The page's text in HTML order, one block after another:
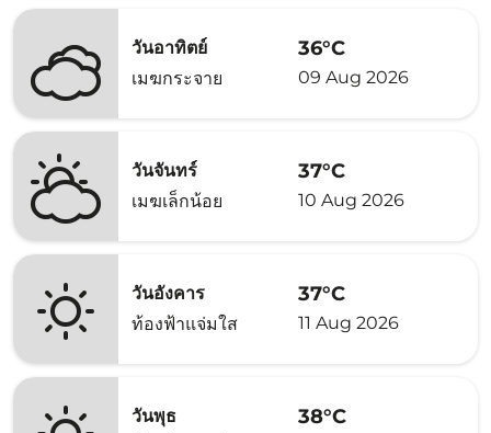
วันอาทิตย์
เมฆกระจาย
36°C
09 Aug 2026
วันจันทร์
เมฆเล็กน้อย
37°C
10 Aug 2026
วันอังคาร
ท้องฟ้าแจ่มใส
37°C
11 Aug 2026
วันพุธ
38°C